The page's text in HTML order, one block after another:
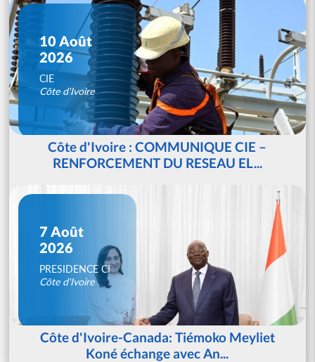
10 Août
2026
CIE
Côte d'Ivoire
Côte d'Ivoire : COMMUNIQUE CIE –
RENFORCEMENT DU RESEAU EL...
7 Août
2026
PRESIDENCE CI
Côte d'Ivoire
Côte d'Ivoire-Canada: Tiémoko Meyliet
Koné échange avec An...